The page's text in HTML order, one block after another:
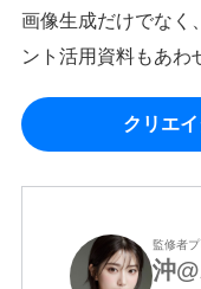
画像生成だけでなく
ント活用資料もあわ
クリエ
監修者
沖